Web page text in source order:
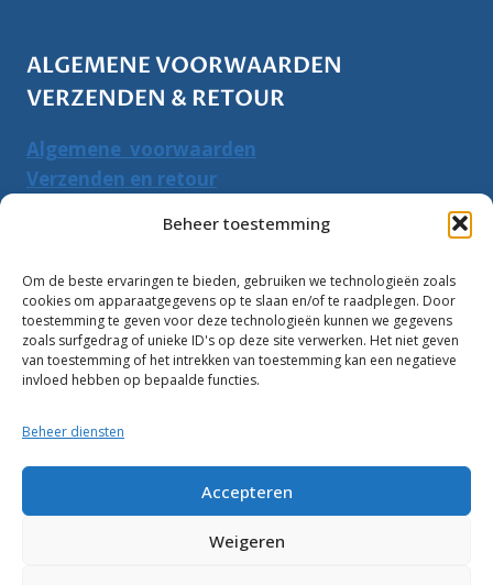
Beheer toestemming
Om de beste ervaringen te bieden, gebruiken we technologieën zoals
cookies om apparaatgegevens op te slaan en/of te raadplegen. Door
toestemming te geven voor deze technologieën kunnen we gegevens
zoals surfgedrag of unieke ID's op deze site verwerken. Het niet geven
van toestemming of het intrekken van toestemming kan een negatieve
invloed hebben op bepaalde functies.
Beheer diensten
Accepteren
Weigeren
ALGEMENE VOORWAARDEN
VERZENDEN & RETOUR
Algemene voorwaarden
Verzenden en retour
PRODUCTEN ZOEKEN
Zoeken
naar:
Zoeken
10